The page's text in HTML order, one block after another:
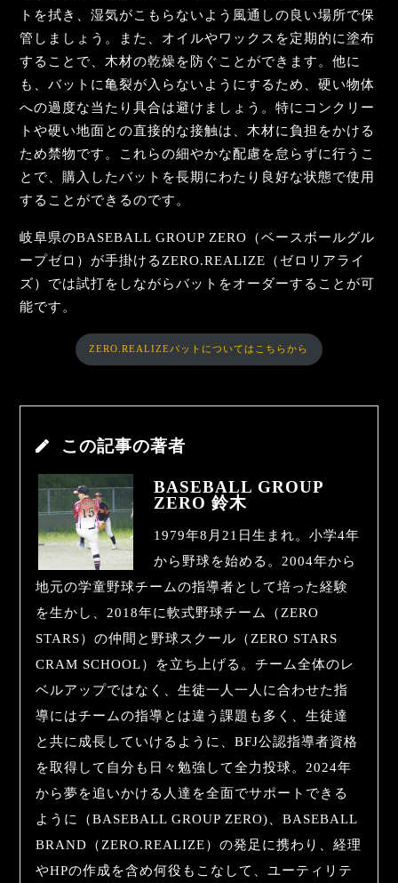
トを拭き、湿気がこもらないよう風通しの良い場所で保
管しましょう。また、オイルやワックスを定期的に塗布
することで、木材の乾燥を防ぐことができます。他に
も、バットに亀裂が入らないようにするため、硬い物体
への過度な当たり具合は避けましょう。特にコンクリー
トや硬い地面との直接的な接触は、木材に負担をかける
ため禁物です。これらの細やかな配慮を怠らずに行うこ
とで、購入したバットを長期にわたり良好な状態で使用
することができるのです。
岐阜県のBASEBALL GROUP ZERO（ベースボールグル
ープゼロ）が手掛けるZERO.REALIZE（ゼロリアライ
ズ）では試打をしながらバットをオーダーすることが可
能です。
ZERO.REALIZEバットについてはこちらから
この記事の著者
BASEBALL GROUP
ZERO 鈴木
1979年8月21日生まれ。小学4年
から野球を始める。2004年から
地元の学童野球チームの指導者として培った経験
を生かし、2018年に軟式野球チーム（ZERO
STARS）の仲間と野球スクール（ZERO STARS
CRAM SCHOOL）を立ち上げる。チーム全体のレ
ベルアップではなく、生徒一人一人に合わせた指
導にはチームの指導とは違う課題も多く、生徒達
と共に成長していけるように、BFJ公認指導者資格
を取得して自分も日々勉強して全力投球。2024年
から夢を追いかける人達を全面でサポートできる
ように（BASEBALL GROUP ZERO)、BASEBALL
BRAND（ZERO.REALIZE）の発足に携わり、経理
やHPの作成を含め何役もこなして、ユーティリテ